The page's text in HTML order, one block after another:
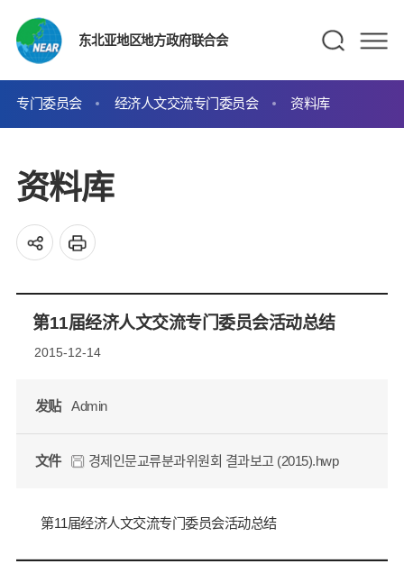
东北亚地区地方政府联合会
专门委员会 经济人文交流专门委员会 资料库
资料库
第11届经济人文交流专门委员会活动总结
2015-12-14
发贴 Admin
文件 경제인문교류분과위원회 결과보고 (2015).hwp
第11届经济人文交流专门委员会活动总结